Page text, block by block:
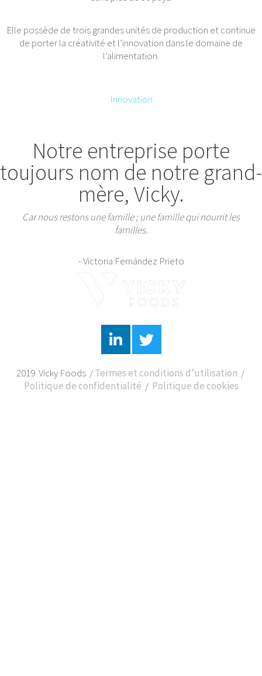
Elle possède de trois grandes unités de production et continue
de porter la créativité et l’innovation dans le domaine de
l’alimentation.
Innovation
Notre entreprise porte
toujours nom de notre grand-
mère, Vicky.
Car nous restons une famille ; une famille qui nourrit les
familles.
- Victoria Fernández Prieto
2019 Vicky Foods /Termes et conditions d’utilisation /
Politique de confidentialité / Politique de cookies